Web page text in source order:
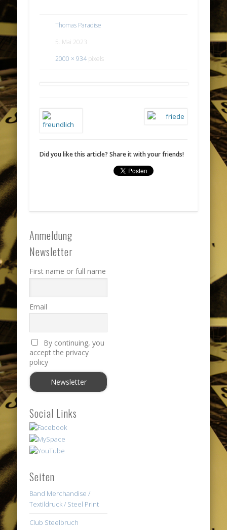
Thomas Paradise
5. Mai 2023
2000 × 934 pixels
Did you like this article? Share it with your friends!
Anmeldung
Newsletter
First name or full name
Email
By continuing, you
accept the privacy
policy
Social Links
Seiten
Band Merchandise /
Textildruck / Steel Print
Club Steelbruch